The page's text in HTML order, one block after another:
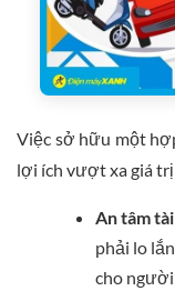
Việc sở hữu một
lợi ích vượt xa giá trị
An tâm
phải lo
cho người